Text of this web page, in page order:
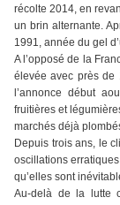
récolte 2014, en
un brin alternante.
1991, année du gel
A l’opposé de la
élevée avec près de
l’annonce début
fruitières et
marchés déjà
Depuis trois ans, le
oscillations
qu’elles sont
Au-delà de la lutte